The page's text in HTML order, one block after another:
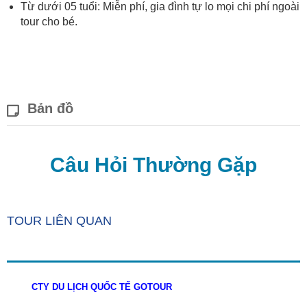
Từ dưới 05 tuổi: Miễn phí, gia đình tự lo mọi chi phí ngoài
tour cho bé.
Bản đồ
Câu Hỏi Thường Gặp
TOUR LIÊN QUAN
CTY DU LỊCH QUỐC TẾ GOTOUR